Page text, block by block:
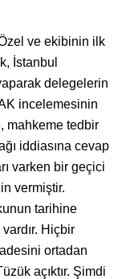
ve ekibinin ilk
İstanbul
delegelerin
incelemesinin
mahkeme tedbir
iddiasına cevap
varken bir geçici
vermiştir.
tarihine
Hiçbir
ortadan
açıktır. Şimdi